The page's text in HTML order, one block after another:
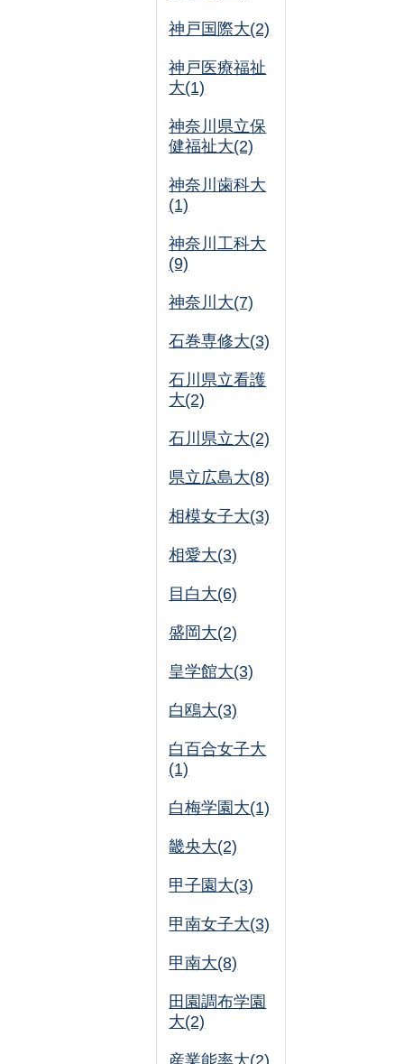
神戸国際大(2)
神戸医療福祉
大(1)
神奈川県立保
健福祉大(2)
神奈川歯科大
(1)
神奈川工科大
(9)
神奈川大(7)
石巻専修大(3)
石川県立看護
大(2)
石川県立大(2)
県立広島大(8)
相模女子大(3)
相愛大(3)
目白大(6)
盛岡大(2)
皇学館大(3)
白鴎大(3)
白百合女子大
(1)
白梅学園大(1)
畿央大(2)
甲子園大(3)
甲南女子大(3)
甲南大(8)
田園調布学園
大(2)
産業能率大(2)